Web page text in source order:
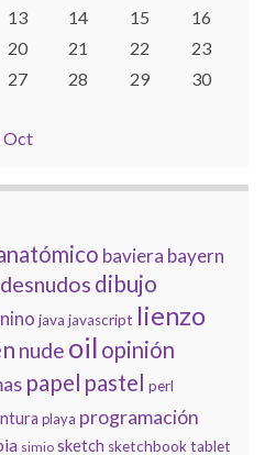
13 14 15
16
20 21 22
23
27 28 29
30
Oct
baviera bayern
desnudos dibujo
java javascript lienzo
nude oil opinión
papel pastel perl
playa programación
simio sketch sketchbooktablet